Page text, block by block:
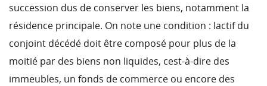
succession dus de conserver les biens, notamment la
résidence principale. On note une condition : lactif du
conjoint décédé doit être composé pour plus de la
moitié par des biens non liquides, cest-à-dire des
immeubles, un fonds de commerce ou encore des